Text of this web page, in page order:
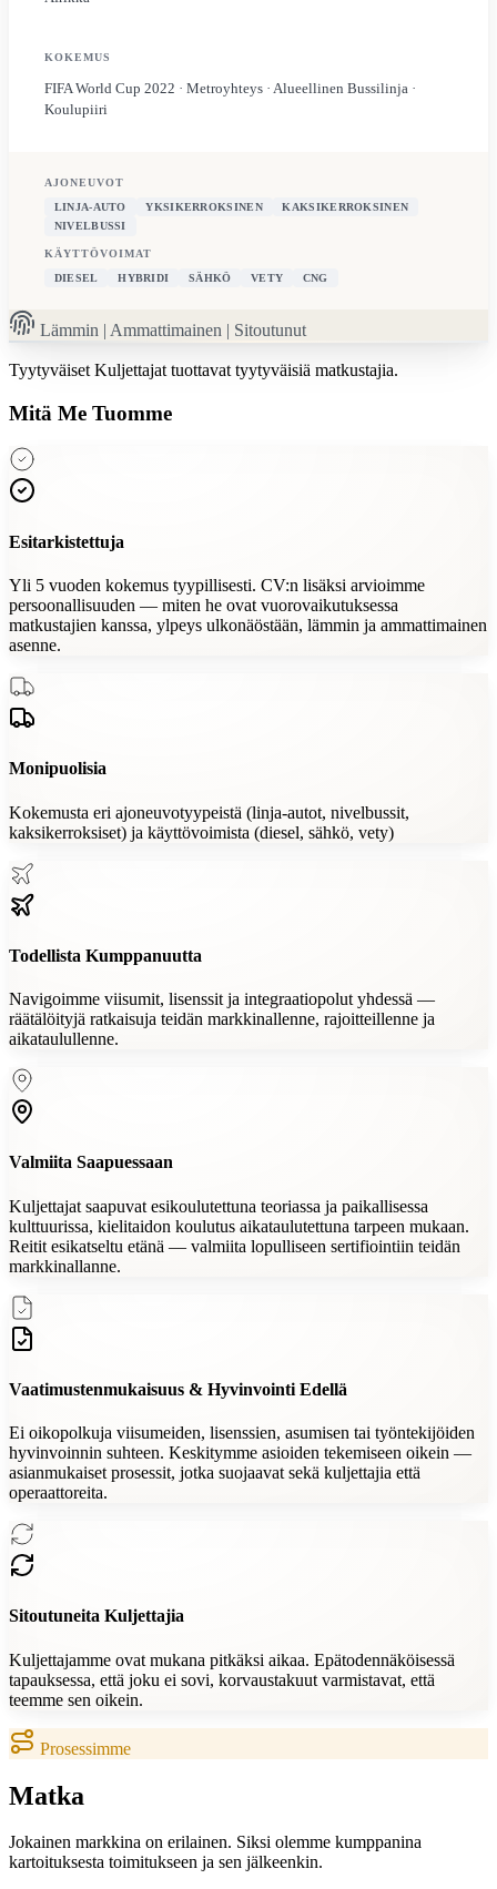
KOKEMUS
FIFA World Cup 2022 · Metroyhteys · Alueellinen Bussilinja ·
Koulupiiri
AJONEUVOT
LINJA-AUTO YKSIKERROKSINEN
KAKSIKERROKSINEN
NIVELBUSSI
KÄYTTÖVOIMAT
DIESEL HYBRIDI SÄHKÖ VETY CNG
Lämmin | Ammattimainen | Sitoutunut
Tyytyväiset Kuljettajat tuottavat tyytyväisiä matkustajia.
Mitä Me Tuomme
Esitarkistettuja
Yli 5 vuoden kokemus tyypillisesti. CV:n lisäksi arvioimme
persoonallisuuden — miten he ovat vuorovaikutuksessa
matkustajien kanssa, ylpeys ulkonäöstään, lämmin ja ammattimainen
asenne.
Monipuolisia
Kokemusta eri ajoneuvotyypeistä (linja-autot, nivelbussit,
kaksikerroksiset) ja käyttövoimista (diesel, sähkö, vety)
Todellista Kumppanuutta
Navigoimme viisumit, lisenssit ja integraatiopolut yhdessä —
räätälöityjä ratkaisuja teidän markkinallenne, rajoitteillenne ja
aikataulullenne.
Valmiita Saapuessaan
Kuljettajat saapuvat esikoulutettuna teoriassa ja paikallisessa
kulttuurissa, kielitaidon koulutus aikataulutettuna tarpeen mukaan.
Reitit esikatseltu etänä — valmiita lopulliseen sertifiointiin teidän
markkinallanne.
Vaatimustenmukaisuus & Hyvinvointi Edellä
Ei oikopolkuja viisumeiden, lisenssien, asumisen tai työntekijöiden
hyvinvoinnin suhteen. Keskitymme asioiden tekemiseen oikein —
asianmukaiset prosessit, jotka suojaavat sekä kuljettajia että
operaattoreita.
Sitoutuneita Kuljettajia
Kuljettajamme ovat mukana pitkäksi aikaa. Epätodennäköisessä
tapauksessa, että joku ei sovi, korvaustakuut varmistavat, että
teemme sen oikein.
Prosessimme
Matka
Jokainen markkina on erilainen. Siksi olemme kumppanina
kartoituksesta toimitukseen ja sen jälkeenkin.